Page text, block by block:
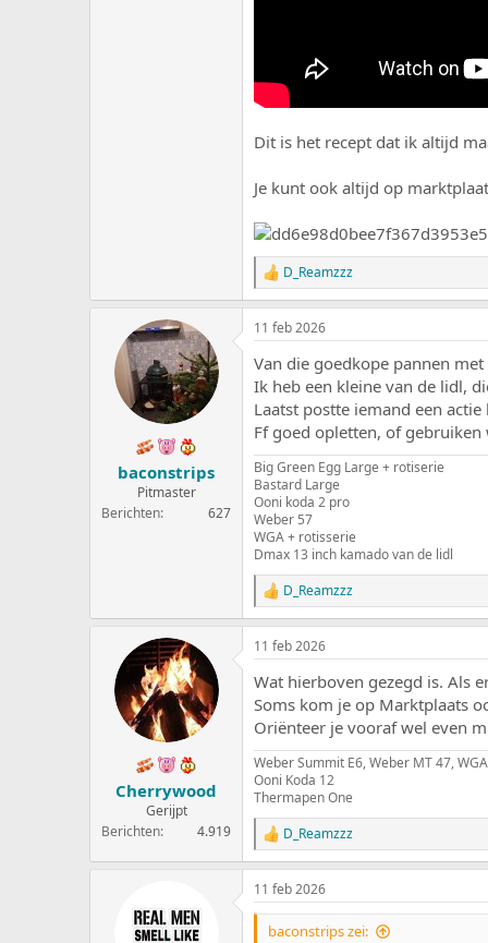
Dit is het recept dat ik altijd
Je kunt ook altijd op
W
a
a
r
e
r
n
g
e
n
:
D_Reamzzz
baconstrips
Pitmaster
Berichten
627
11 feb 2026
Van die goedkope pannen
Ik heb een kleine van de lidl,
Laatst postte iemand een
Ff goed opletten, of
Big Green Egg Large + rotiserie
Bastard Large
Ooni koda 2 pro
Weber 57
WGA + rotisserie
Dmax 13 inch kamado van de lidl
W
a
a
r
e
r
i
n
g
e
n
:
D_Reamzzz
Cherrywood
Gerijpt
Berichten
4.919
11 feb 2026
Wat hierboven gezegd is. Als
Soms kom je op Marktplaats
Oriënteer je vooraf wel even
Weber Summit E6, Weber MT 47, WGA
Ooni Koda 12
Thermapen One
W
a
a
r
d
D_Reamzzz
11 feb 2026
baconstrips zei: